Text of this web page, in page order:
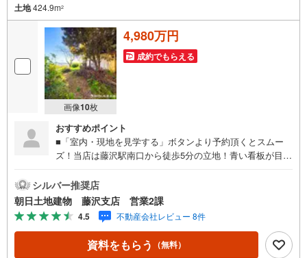
土地424.9m2
画像10枚
4,980万円
成約でもらえる
おすすめポイント
■「室内・現地を見学する」ボタンより予約頂くとスムー
ズ！当店は藤沢駅南口から徒歩5分の立地！青い看板が目印
ナーなど、お子様にも退屈せずにお過ごし頂けます。■ テ
レワークで作業効率のUP化オウチ時間で人生を豊かにする
ためにONとOFFを切り替えて、家族との時間も増えて幸せ
マイホームを！■ 住宅ローンのご相談承ります。■住まい選
びはフィーリングも大切です。現地の空気や雰囲気を感じ
てみましょう。営業スタッフまでお問合せくださいませ。■
シルバー推奨店
朝日土地建物 藤沢支店 営業2課
4.5 不動産会社レビュー 8件
資料をもらう （無料）